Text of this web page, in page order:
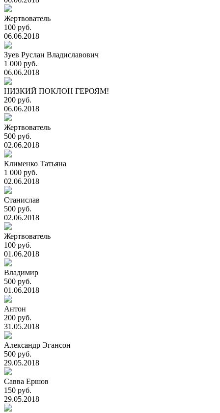
Жертвователь
100 руб.
06.06.2018
Зуев Руслан Владиславович
1 000 руб.
06.06.2018
НИЗКИЙ ПОКЛОН ГЕРОЯМ!
200 руб.
06.06.2018
Жертвователь
500 руб.
02.06.2018
Клименко Татьяна
1 000 руб.
02.06.2018
Станислав
500 руб.
02.06.2018
Жертвователь
100 руб.
01.06.2018
Владимир
500 руб.
01.06.2018
Антон
200 руб.
31.05.2018
Александр Эгансон
500 руб.
29.05.2018
Савва Ершов
150 руб.
29.05.2018